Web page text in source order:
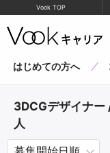
Vook TOP
はじめての方へ
3DCGデザイナ
人